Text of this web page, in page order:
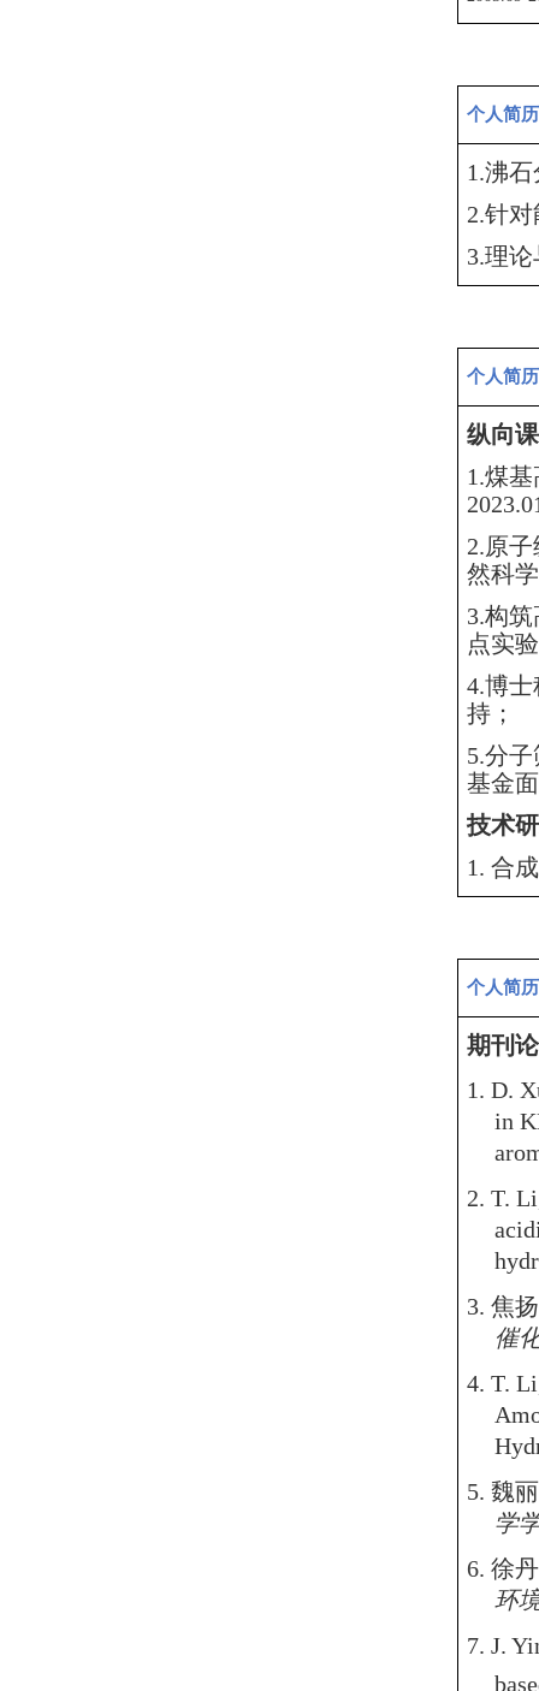
个人简历
1.沸
2.针
3.理
个人简历
纵向
1.煤
2.原
然科
3.构
点实
4.博
持；
5.分
基金
技术
1. 合成
个人简历
期刊
1. D.
in
2. T.
3. 焦扬
催
4. T.
5. 魏丽
学
6. 徐丹
环
7. J.